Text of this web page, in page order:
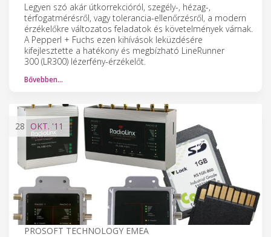
Legyen szó akár útkorrekcióról, szegély-, hézag-,
térfogatmérésről, vagy tolerancia-ellenőrzésről, a modern
érzékelőkre változatos feladatok és követelmények várnak.
A Pepperl + Fuchs ezen kihívások leküzdésére
kifejlesztette a hatékony és megbízható LineRunner
300 (LR300) lézerfény-érzékelőt.
Bővebben…
28 OKT. '11
PROSOFT TECHNOLOGY EMEA